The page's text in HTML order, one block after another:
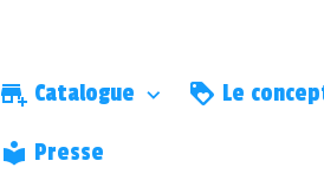
Catalogue Le
Presse